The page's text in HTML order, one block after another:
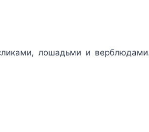
лошадьми и